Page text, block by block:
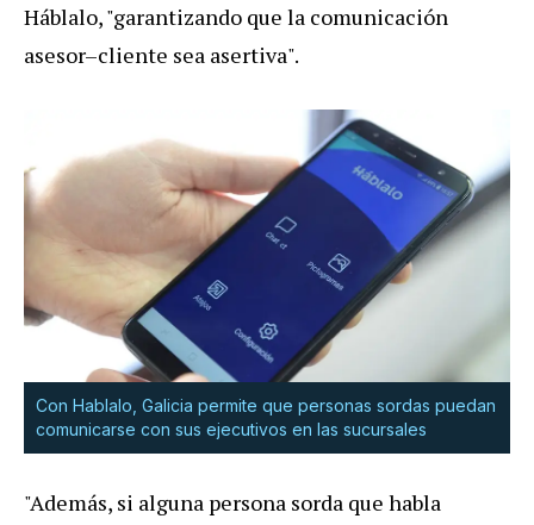
Háblalo, "garantizando que la comunicación
asesor–cliente sea asertiva".
Con Hablalo, Galicia permite que personas sordas puedan
comunicarse con sus ejecutivos en las sucursales
"Además, si alguna persona sorda que habla